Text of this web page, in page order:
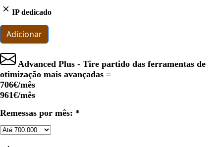
IP dedicado
Adicionar
Advanced Plus - Tire partido das ferramentas de
otimização mais avançadas =
706€/mês
961€/mês
Remessas por mês: *